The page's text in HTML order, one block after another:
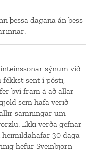
þessa dagana án þess
sýnum við
fékkst sent í pósti,
því fram á að allar
sem hafa verið
samningar um
Ekki verða gefnar
30 daga
hefur Sveinbjörn